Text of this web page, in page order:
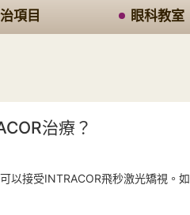
項目 眼科教室
治療？
以接受INTRACOR飛秒激光矯視。